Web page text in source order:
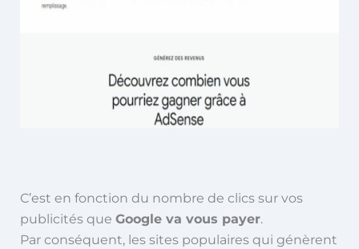
C’est en fonction du nombre de clics sur vos
publicités que Google va vous payer.
Par conséquent, les sites populaires qui génèrent